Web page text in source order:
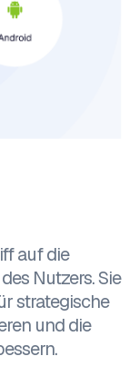
auf die
Nutzers. Sie
strategische
und die